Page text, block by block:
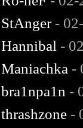
StAnger-
Hannibal -
Maniachka -
bra1npa1n -
thrashzone -